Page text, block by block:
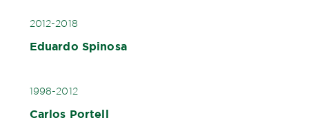
2012-2018
Eduardo Spinosa
1998-2012
Carlos Portell